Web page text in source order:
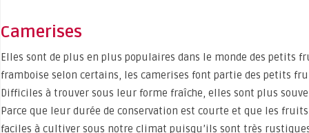
Camerises
Elles sont de plus en plus populaires dans le monde des petits
framboise selon certains, les camerises font partie des petits
Difficiles à trouver sous leur forme fraîche, elles sont plus
Parce que leur durée de conservation est courte et que les
faciles à cultiver sous notre climat puisqu’ils sont très